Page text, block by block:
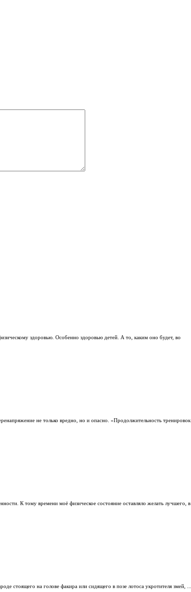
здоровью. Особенно здоровью детей. А то, каким оно будет, во
не только вредно, но и опасно. «Продолжительность трениро­вок
К тому времени моё физическое состояние оставляло желать лучшего, в
стоящего на голове факира или сидящего в позе лотоса укротителя змей, ...